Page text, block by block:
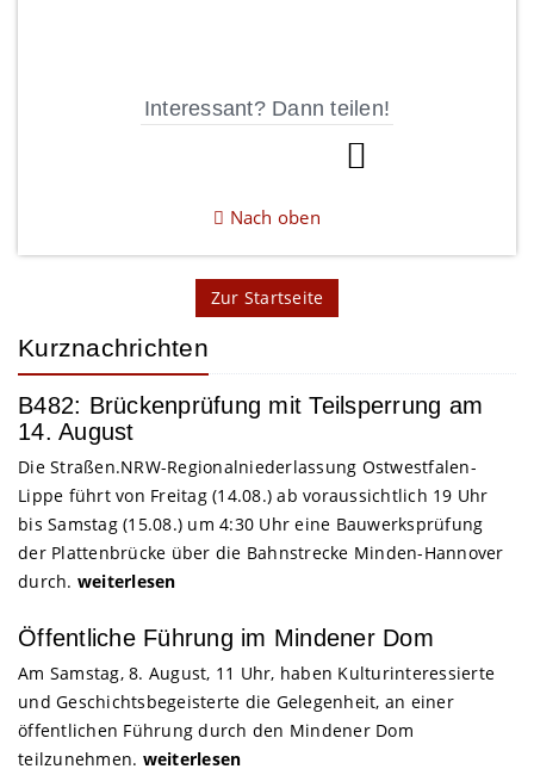
Interessant? Dann teilen!
Nach oben
Zur Startseite
Kurznachrichten
B482: Brückenprüfung mit Teilsperrung am
14. August
Die Straßen.NRW-Regionalniederlassung Ostwestfalen-
Lippe führt von Freitag (14.08.) ab voraussichtlich 19 Uhr
bis Samstag (15.08.) um 4:30 Uhr eine Bauwerksprüfung
der Plattenbrücke über die Bahnstrecke Minden-Hannover
durch. weiterlesen
Öffentliche Führung im Mindener Dom
Am Samstag, 8. August, 11 Uhr, haben Kulturinteressierte
und Geschichtsbegeisterte die Gelegenheit, an einer
öffentlichen Führung durch den Mindener Dom
teilzunehmen. weiterlesen